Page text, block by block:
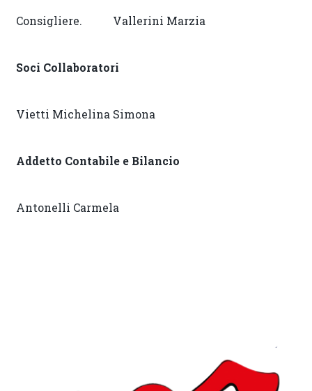
Consigliere. Vallerini Marzia
Soci Collaboratori
Vietti Michelina Simona
Addetto Contabile e Bilancio
Antonelli Carmela